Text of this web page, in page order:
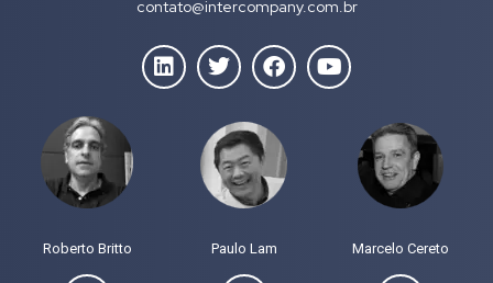
contato@intercompany.com.br
Roberto Britto Paulo Lam Marcelo Cereto